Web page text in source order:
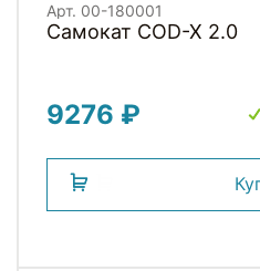
Арт. 00-180001
Самокат COD-X 2.0
9276 ₽